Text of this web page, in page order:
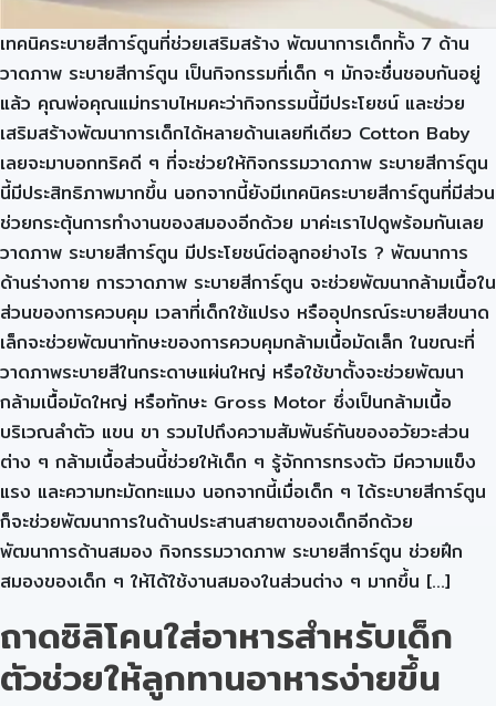
เทคนิคระบายสีการ์ตูนที่ช่วยเสริมสร้าง พัฒนาการเด็กทั้ง 7 ด้าน
วาดภาพ ระบายสีการ์ตูน เป็นกิจกรรมที่เด็ก ๆ มักจะชื่นชอบกันอยู่
แล้ว คุณพ่อคุณแม่ทราบไหมคะว่ากิจกรรมนี้มีประโยชน์ และช่วย
เสริมสร้างพัฒนาการเด็กได้หลายด้านเลยทีเดียว Cotton Baby
เลยจะมาบอกทริคดี ๆ ที่จะช่วยให้กิจกรรมวาดภาพ ระบายสีการ์ตูน
นี้มีประสิทธิภาพมากขึ้น นอกจากนี้ยังมีเทคนิคระบายสีการ์ตูนที่มีส่วน
ช่วยกระตุ้นการทำงานของสมองอีกด้วย มาค่ะเราไปดูพร้อมกันเลย
วาดภาพ ระบายสีการ์ตูน มีประโยชน์ต่อลูกอย่างไร ? พัฒนาการ
ด้านร่างกาย การวาดภาพ ระบายสีการ์ตูน จะช่วยพัฒนากล้ามเนื้อใน
ส่วนของการควบคุม เวลาที่เด็กใช้แปรง หรืออุปกรณ์ระบายสีขนาด
เล็กจะช่วยพัฒนาทักษะของการควบคุมกล้ามเนื้อมัดเล็ก ในขณะที่
วาดภาพระบายสีในกระดาษแผ่นใหญ่ หรือใช้ขาตั้งจะช่วยพัฒนา
กล้ามเนื้อมัดใหญ่ หรือทักษะ Gross Motor ซึ่งเป็นกล้ามเนื้อ
บริเวณลำตัว แขน ขา รวมไปถึงความสัมพันธ์กันของอวัยวะส่วน
ต่าง ๆ กล้ามเนื้อส่วนนี้ช่วยให้เด็ก ๆ รู้จักการทรงตัว มีความแข็ง
แรง และความทะมัดทะแมง นอกจากนี้เมื่อเด็ก ๆ ได้ระบายสีการ์ตูน
ก็จะช่วยพัฒนาการในด้านประสานสายตาของเด็กอีกด้วย
พัฒนาการด้านสมอง กิจกรรมวาดภาพ ระบายสีการ์ตูน ช่วยฝึก
สมองของเด็ก ๆ ให้ได้ใช้งานสมองในส่วนต่าง ๆ มากขึ้น […]
ถาดซิลิโคนใส่อาหารสำหรับเด็ก
ตัวช่วยให้ลูกทานอาหารง่ายขึ้น